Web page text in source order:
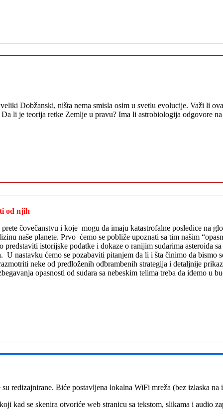
Dobžanski, ništa nema smisla osim u svetlu evolucije. Važi li
li je teorija retke Zemlje u pravu? Ima li astrobiologija odgovore
od njih
čovečanstvu i koje mogu da imaju katastrofalne posledice na
naše planete. Prvo ćemo se pobliže upoznati sa tim našim
predstaviti istorijske podatke i dokaze o ranijim sudarima asteroida
U nastavku ćemo se pozabaviti pitanjem da li i šta činimo da
neke od predloženih odbrambenih strategija i detaljnije
opasnosti od sudara sa nebeskim telima treba da idemo u
redizajnirane. Biće postavljena lokalna WiFi mreža (bez izlaska
kad se skenira otvoriće web stranicu sa tekstom, slikama i audio